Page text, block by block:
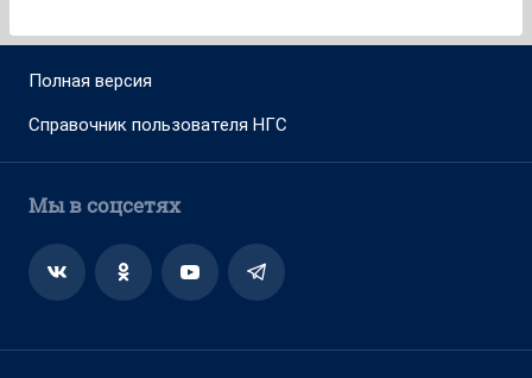
Полная версия
Справочник пользователя НГС
Мы в соцсетях